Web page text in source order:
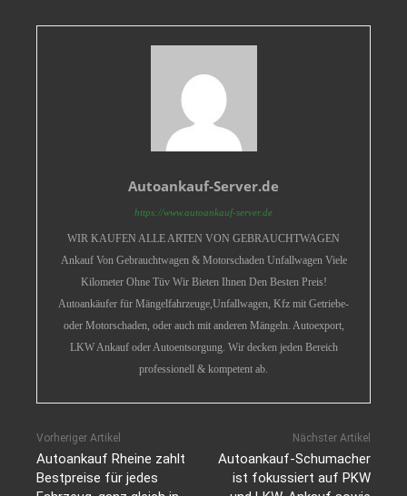
Autoankauf-Server.de
https://www.autoankauf-server.de
WIR KAUFEN ALLE ARTEN VON GEBRAUCHTWAGEN
Ankauf Von Gebrauchtwagen & Motorschaden Unfallwagen Viele
Kilometer Ohne Tüv Wir Bieten Ihnen Den Besten Preis!
Autoankäufer für Mängelfahrzeuge,Unfallwagen, Kfz mit Getriebe-
oder Motorschaden, oder auch mit anderen Mängeln. Autoexport,
LKW Ankauf oder Autoentsorgung. Wir decken jeden Bereich
professionell & kompetent ab.
Vorheriger Artikel
Autoankauf Rheine zahlt
Bestpreise für jedes
Nächster Artikel
Autoankauf-Schumacher
ist fokussiert auf PKW